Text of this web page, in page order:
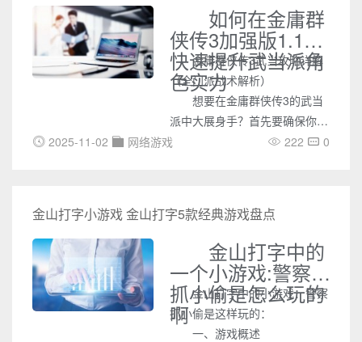
部队战斗务必输掉，以迎接俞岱
岩的加入邀请。
如何在金庸群
侠传3加强版1.1中
快速提升武当派角
色实力
金庸群侠传3武当攻略详解
（全门派战术解析）
想要在金庸群侠传3的武当
派中大展身手？首先要确保你的
悟性达到70以上，选择增加侠义
获取奖励，但第4天午时的强盗
部队战斗务必输掉，以迎接俞岱
岩的加入邀请。
222 0
2025-11-02 网络游戏
金山打字小游戏 金山打字5款经典游戏盘点
金山打字中的
一个小游戏:警察
抓小偷是怎么玩的
啊
金山打字中的小游戏：警察
抓小偷是这样玩的：
一、游戏概述